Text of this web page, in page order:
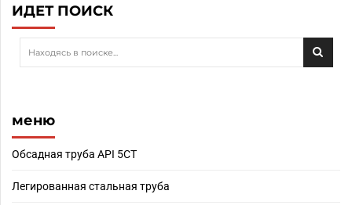
ИДЕТ ПОИСК
меню
Обсадная труба API 5CT
Легированная стальная труба